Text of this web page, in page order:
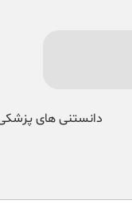
دانستنی های